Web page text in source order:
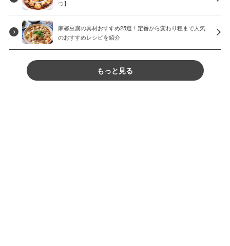
つ】
5
麻婆豆腐の具材おすすめ25選！定番から変わり種まで人気
のおすすめレシピを紹介
もっと見る